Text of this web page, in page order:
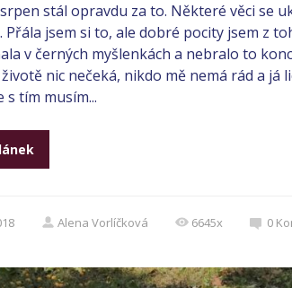
stál opravdu za to. Některé věci se
Přála jsem si to, ale dobré pocity jsem z
v černých myšlenkách a nebralo to
nic nečeká, nikdo mě nemá rád a já
s tím musím...
Alena Vorlíčková 6645x 0